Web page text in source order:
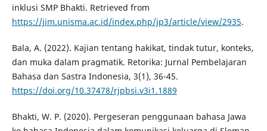
inklusi SMP Bhakti. Retrieved from
https://jim.unisma.ac.id/index.php/jp3/article/view/2935.
Bala, A. (2022). Kajian tentang hakikat, tindak tutur, konteks,
dan muka dalam pragmatik. Retorika: Jurnal Pembelajaran
Bahasa dan Sastra Indonesia, 3(1), 36-45.
https://doi.org/10.37478/rjpbsi.v3i1.1889
Bhakti, W. P. (2020). Pergeseran penggunaan bahasa Jawa